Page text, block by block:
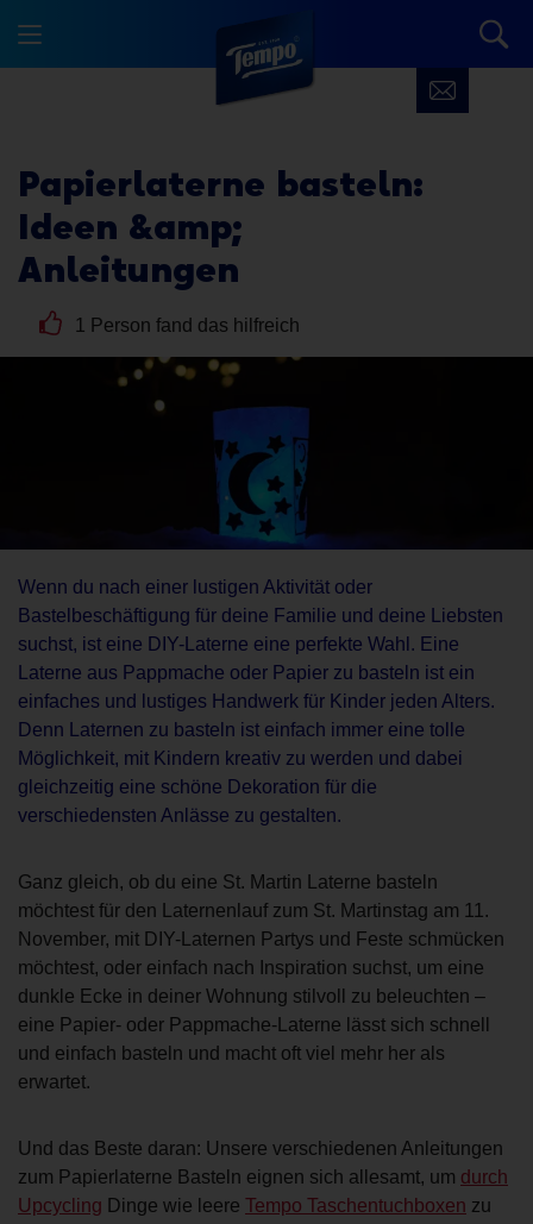
Papierlaterne basteln:
Ideen &amp;
Anleitungen
1 Person fand das hilfreich
Wenn du nach einer lustigen Aktivität oder
Bastelbeschäftigung für deine Familie und deine Liebsten
suchst, ist eine DIY-Laterne eine perfekte Wahl. Eine
Laterne aus Pappmache oder Papier zu basteln ist ein
einfaches und lustiges Handwerk für Kinder jeden Alters.
Denn Laternen zu basteln ist einfach immer eine tolle
Möglichkeit, mit Kindern kreativ zu werden und dabei
gleichzeitig eine schöne Dekoration für die
verschiedensten Anlässe zu gestalten.
Ganz gleich, ob du eine St. Martin Laterne basteln
möchtest für den Laternenlauf zum St. Martinstag am 11.
November, mit DIY-Laternen Partys und Feste schmücken
möchtest, oder einfach nach Inspiration suchst, um eine
dunkle Ecke in deiner Wohnung stilvoll zu beleuchten –
eine Papier- oder Pappmache-Laterne lässt sich schnell
und einfach basteln und macht oft viel mehr her als
erwartet.
Und das Beste daran: Unsere verschiedenen Anleitungen
zum Papierlaterne Basteln eignen sich allesamt, um durch
Upcycling Dinge wie leere Tempo Taschentuchboxen zu